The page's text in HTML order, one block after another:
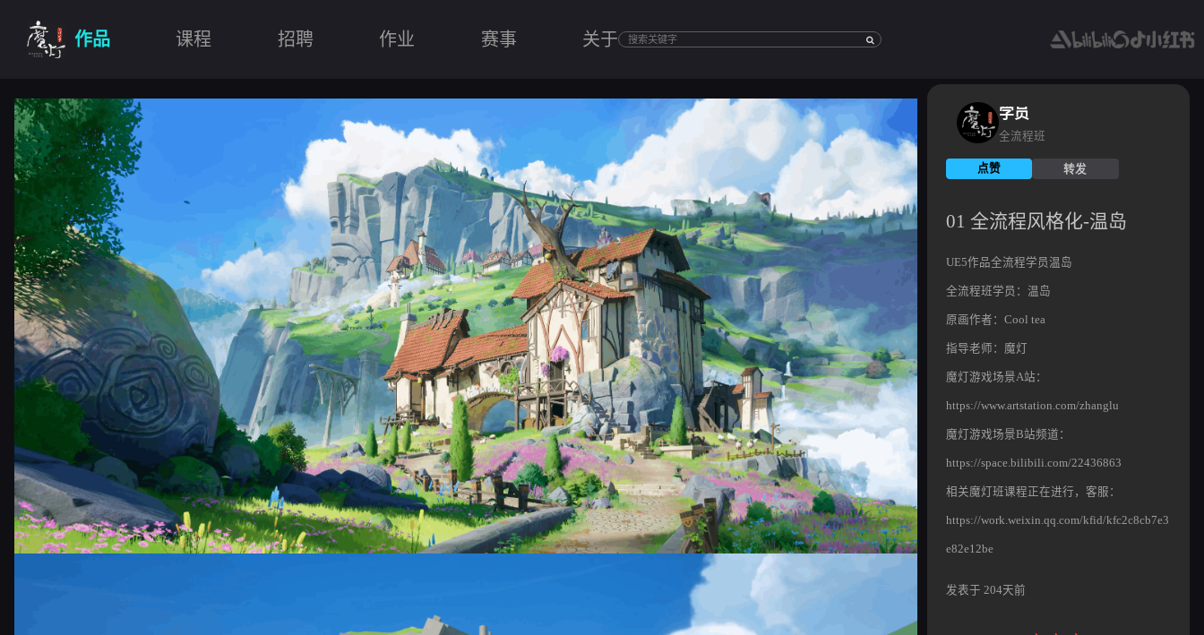
作品 课程 招聘 作业 赛事 关于
学员
全流程班
点赞 转发
风
格
01 全流程风格化-温岛
UE5作品全流程学员温岛
全流程班学员：温岛
原画作者：Cool tea
指导老师：魔灯
魔灯游戏场景A站：
https://www.artstation.com/zhanglu
魔灯游戏场景B站频道：
https://space.bilibili.com/22436863
相关魔灯班课程正在进行，客服：
https://work.weixin.qq.com/kfid/kfc2c8cb7e3
e82e12be
发表于 204天前